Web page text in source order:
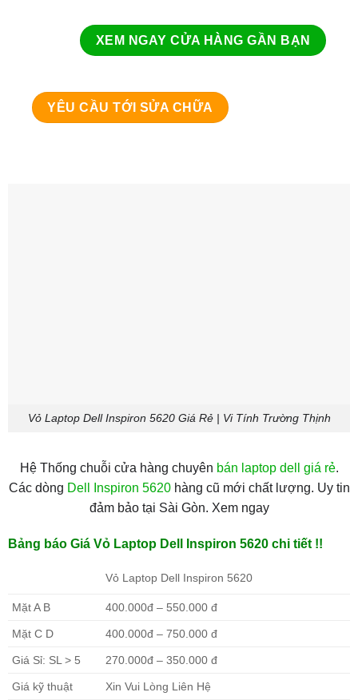
XEM NGAY CỬA HÀNG GẦN BẠN
YÊU CẦU TỚI SỬA CHỮA
Vỏ Laptop Dell Inspiron 5620 Giá Rẻ | Vi Tính Trường Thịnh
Hệ Thống chuỗi cửa hàng chuyên bán laptop dell giá rẻ.
Các dòng Dell Inspiron 5620hàng cũ mới chất lượng. Uy tin
đảm bảo tại Sài Gòn. Xem ngay
Bảng báo Giá Vỏ Laptop Dell Inspiron 5620 chi tiết !!
Vỏ Laptop Dell Inspiron 5620
Mặt A B 400.000đ – 550.000 đ
Mặt C D 400.000đ – 750.000 đ
Giá Sỉ: SL > 5 270.000đ – 350.000 đ
Giá kỹ thuật Xin Vui Lòng Liên Hệ